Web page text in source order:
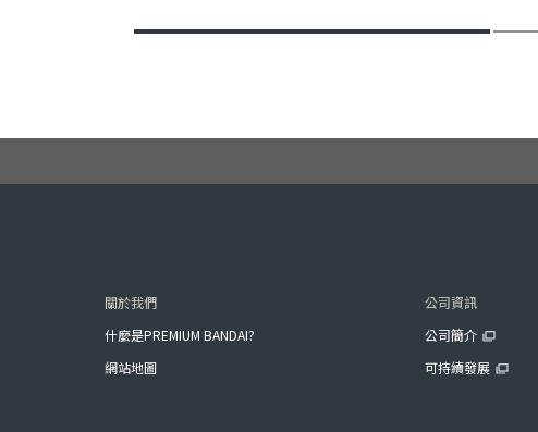
關於我們
什麼是PREMIUM BANDAI?
網站地圖
公司資訊
公司簡介
可持續發展